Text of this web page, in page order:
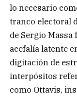
lo necesario
tranco electoral
de Sergio
acefalía latente
digitación de
interpósitos
como Ottavis,